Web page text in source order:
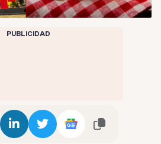
PUBLICIDAD